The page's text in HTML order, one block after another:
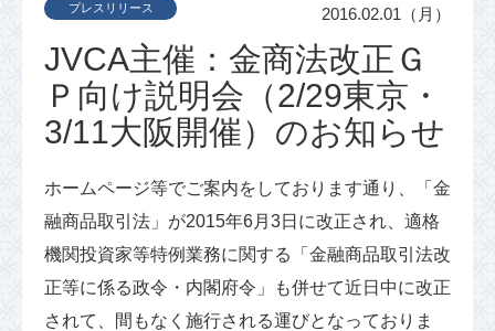
JVCA主催：金商法改正Ｇ
Ｐ向け説明会（2/29東京・
3/11大阪開催）のお知らせ
プレスリリース 2016.02.01（月）
ホームページ等でご案内をしております通り、「金
融商品取引法」が2015年6月3日に改正され、適格
機関投資家等特例業務に関する「金融商品取引法改
正等に係る政令・内閣府令」も併せて近日中に改正
されて、間もなく施行される運びとなっておりま